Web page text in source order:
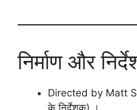
निर्माण और
Directed by Matt